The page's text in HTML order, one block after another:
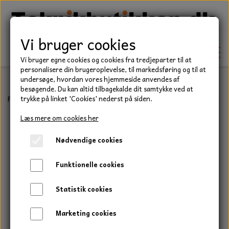
TEKNIK
KILEREMME
LEJER
PAKDÅSER
LÅSERINGE
BEFÆSTELSE
HAVE/PARK
UNIVERSALE REMME TIL PLÆNEKLIPPER OG
HAVETRAKTOR
TRAKTOR/ENTREPRENØR
Forside Befæstelse Skiver Plane skiver
Vi bruger cookies
Vi bruger egne cookies og cookies fra tredjeparter til at
personalisere din brugeroplevelse, til markedsføring og til at
undersøge, hvordan vores hjemmeside anvendes af
besøgende. Du kan altid tilbagekalde dit samtykke ved at
trykke på linket 'Cookies' nederst på siden.
Læs mere om cookies her
Nødvendige cookies
Funktionelle cookies
Statistik cookies
Marketing cookies